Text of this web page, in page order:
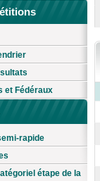
et Fédéraux
rapide
étape de la